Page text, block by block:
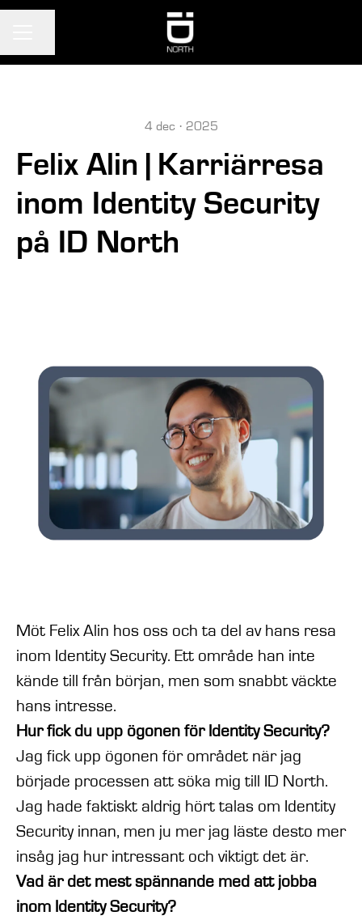
4 dec · 2025
Felix Alin | Karriärresa
inom Identity Security
på ID North
Möt Felix Alin hos oss och ta del av hans resa
inom Identity Security. Ett område han inte
kände till från början, men som snabbt väckte
hans intresse.
Hur fick du upp ögonen för Identity Security?
Jag fick upp ögonen för området när jag
började processen att söka mig till ID North.
Jag hade faktiskt aldrig hört talas om Identity
Security innan, men ju mer jag läste desto mer
insåg jag hur intressant och viktigt det är.
Vad är det mest spännande med att jobba
inom Identity Security?